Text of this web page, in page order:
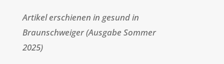
Artikel erschienen in gesund in
Braunschweiger (Ausgabe Sommer
2025)